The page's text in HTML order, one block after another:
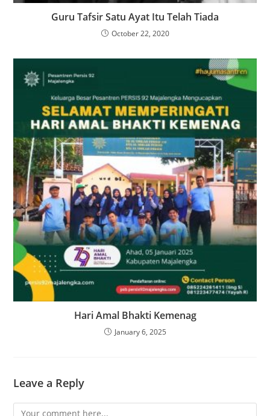
Guru Tafsir Satu Ayat Itu Telah Tiada
October 22, 2020
Hari Amal Bhakti Kemenag
January 6, 2025
Leave a Reply
Comment